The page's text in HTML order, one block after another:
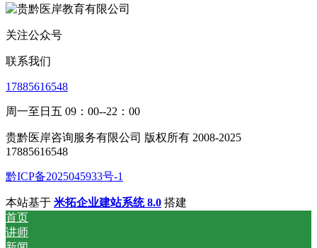
关注公众号
联系我们
17885616548
周一至日五 09：00--22：00
贵黔医岸咨询服务有限公司 版权所有 2008-2025
17885616548
黔ICP备2025045933号-1
本站基于 米拓企业建站系统 8.0 搭建
首页
讲师